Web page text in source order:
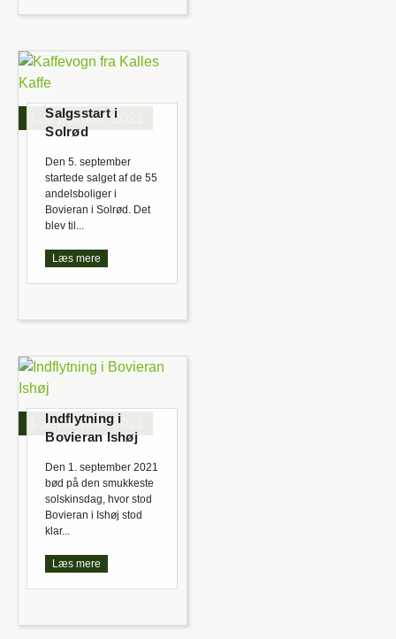
6. september 2021
Salgsstart i
Solrød
Den 5. september
startede salget af de 55
andelsboliger i
Bovieran i Solrød. Det
blev til...
Læs mere
3. september 2021
Indflytning i
Bovieran Ishøj
Den 1. september 2021
bød på den smukkeste
solskinsdag, hvor stod
Bovieran i Ishøj stod
klar...
Læs mere